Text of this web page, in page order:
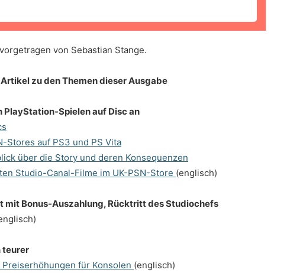
von Sebastian Stange.
zu den Themen dieser Ausgabe
Spielen auf Disc an
Stores auf PS3 und PS Vita
über die Story und deren Konsequenzen
Studio-Canal-Filme im UK-PSN-Store (englisch)
mit Bonus-Auszahlung, Rücktritt des Studiochefs
teurer
für Konsolen (englisch)